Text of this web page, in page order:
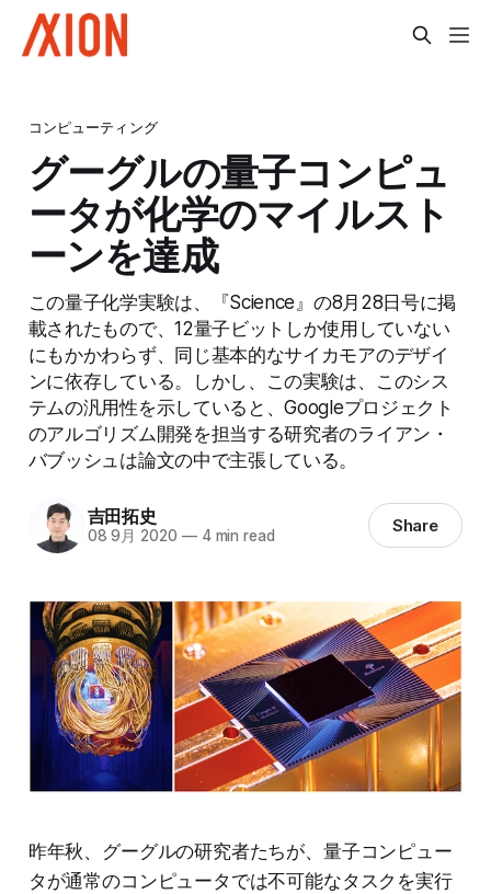
コンピューティング
グーグルの量子コンピュ
ータが化学のマイルスト
ーンを達成
この量子化学実験は、『Science』の8月28日号に掲
載されたもので、12量子ビットしか使用していない
にもかかわらず、同じ基本的なサイカモアのデザイ
ンに依存している。しかし、この実験は、このシス
テムの汎用性を示していると、Googleプロジェクト
のアルゴリズム開発を担当する研究者のライアン・
バブッシュは論文の中で主張している。
吉田拓史
08 9月 2020 —4 min read Share
昨年秋、グーグルの研究者たちが、量子コンピュー
タが通常のコンピュータでは不可能なタスクを実行